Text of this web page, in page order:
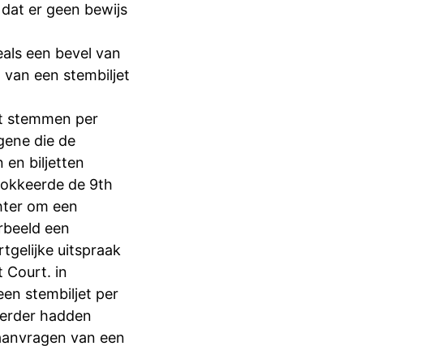
er geen bewijs
een bevel van
een stembiljet
stemmen per
die de
en biljetten
de 9th
om een
een
uitspraak
Court. in
stembiljet per
hadden
van een